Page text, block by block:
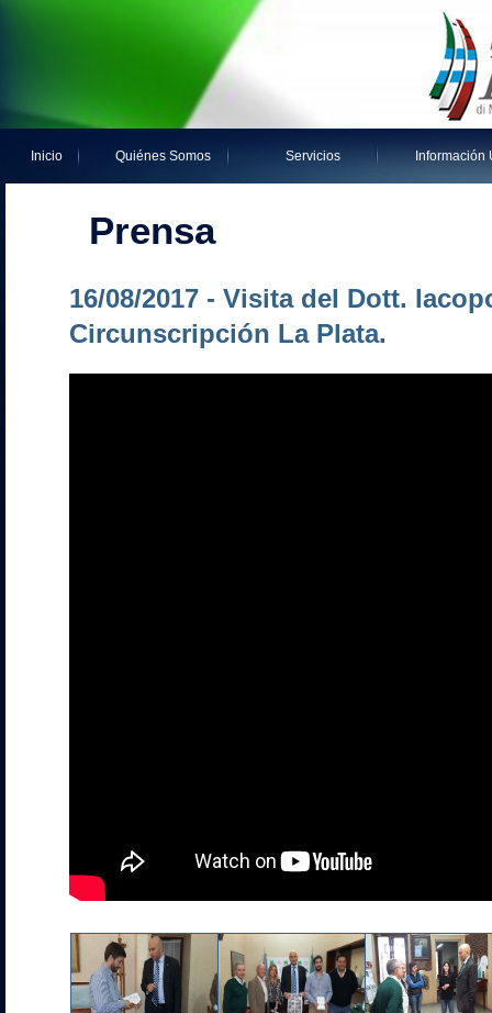
Inicio Quiénes Somos Servicios Información
Prensa
16/08/2017 - Visita del Dott.
Circunscripción La Plata.